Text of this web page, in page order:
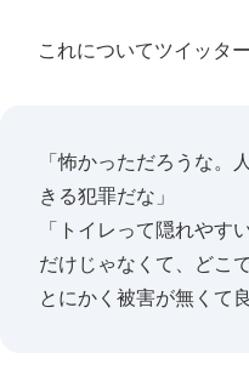
これについてツイッター
「怖かっただろうな。
きる犯罪だな」
「トイレって隠れやす
だけじゃなくて、どこ
とにかく被害が無くて